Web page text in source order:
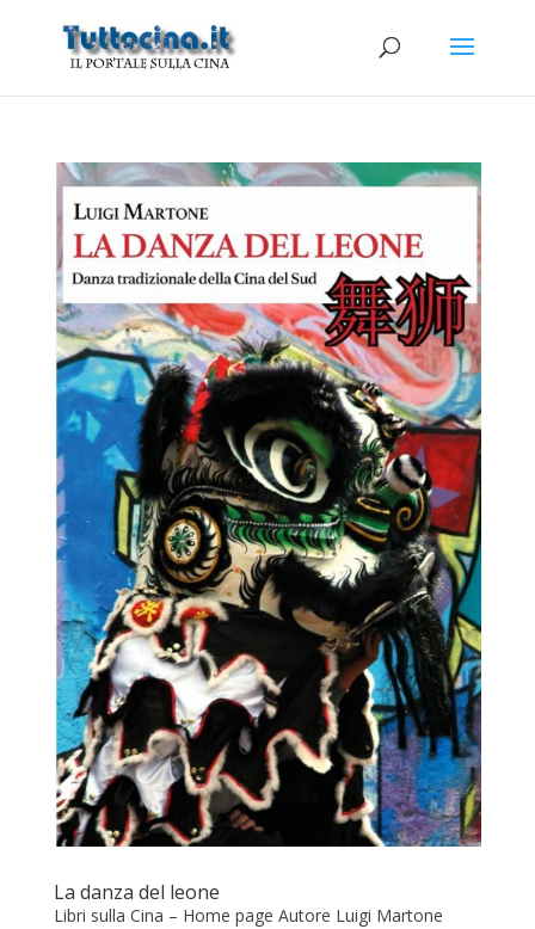
La danza del leone
Libri sulla Cina – Home page Autore Luigi Martone